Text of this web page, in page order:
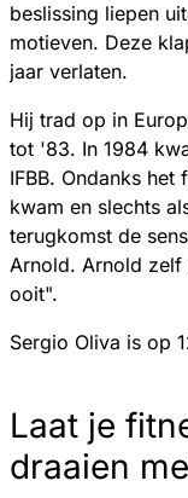
beslissing liepen
motieven. Deze
jaar verlaten.
Hij trad op in
tot '83. In 1984
IFBB. Ondanks
kwam en slechts
terugkomst de
Arnold. Arnold
ooit".
Sergio Oliva is op
Laat je
draaien